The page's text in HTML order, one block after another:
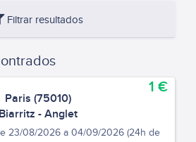
Filtrar resultados
Paris (75010)
Biarritz - Anglet
23/08/2026 a 04/09/2026 (24h de
1 €